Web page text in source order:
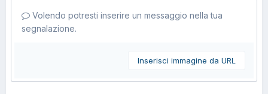
Volendo potresti inserire un messaggio nella tua
segnalazione.
Inserisci immagine da URL